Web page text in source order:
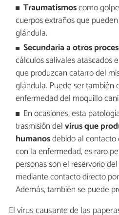
Traumatismoscomo
cuerpos extraños que
glándula.
Secundaria a otros
cálculos salivales atascados
que produzcan catarro del
glándula. Puede ser también
enfermedad del moquillo
En ocasiones, esta
trasmisión delvirus que
humanosdebido al contacto
con la enfermedad, es raro
personas son el reservorio
mediante contacto directo
Además, también se puede
El virus causante de las